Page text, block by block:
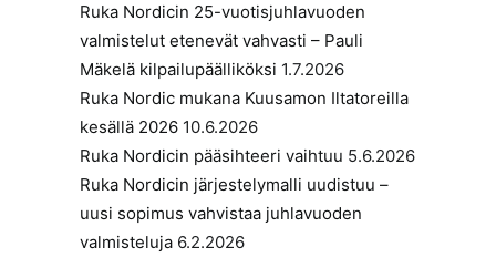
Ruka Nordicin 25-vuotisjuhlavuoden
valmistelut etenevät vahvasti – Pauli
Mäkelä kilpailupäälliköksi 1.7.2026
Ruka Nordic mukana Kuusamon Iltatoreilla
kesällä 2026 10.6.2026
Ruka Nordicin pääsihteeri vaihtuu 5.6.2026
Ruka Nordicin järjestelymalli uudistuu –
uusi sopimus vahvistaa juhlavuoden
valmisteluja 6.2.2026